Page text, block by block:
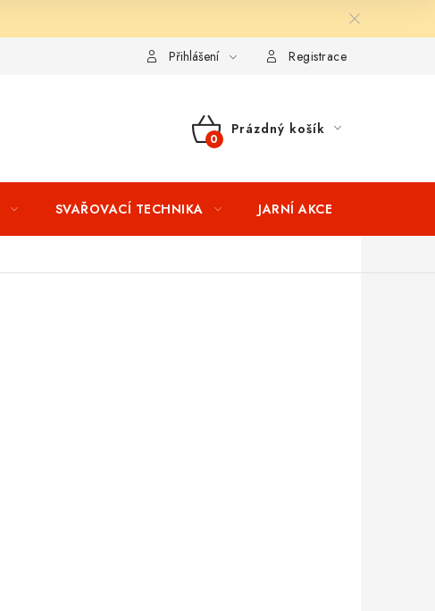
Splátkový prodej Tabulka velikostí oblečení
Přihlášení Registrace
NÁKUPNÍ
Prázdný košík
SVAŘOVACÍ TECHNIKA JARNÍ AKCE